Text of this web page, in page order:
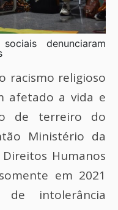
denunciaram
racismo religioso
afetado a vida e
de terreiro do
Ministério da
Humanos
em 2021
intolerância